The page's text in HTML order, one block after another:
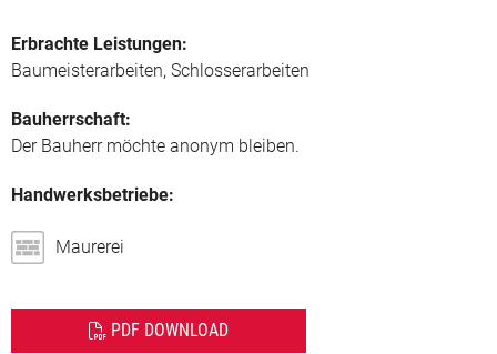
Erbrachte Leistungen:
Baumeisterarbeiten, Schlosserarbeiten
Bauherrschaft:
Der Bauherr möchte anonym bleiben.
Handwerksbetriebe:
Maurerei
PDF DOWNLOAD